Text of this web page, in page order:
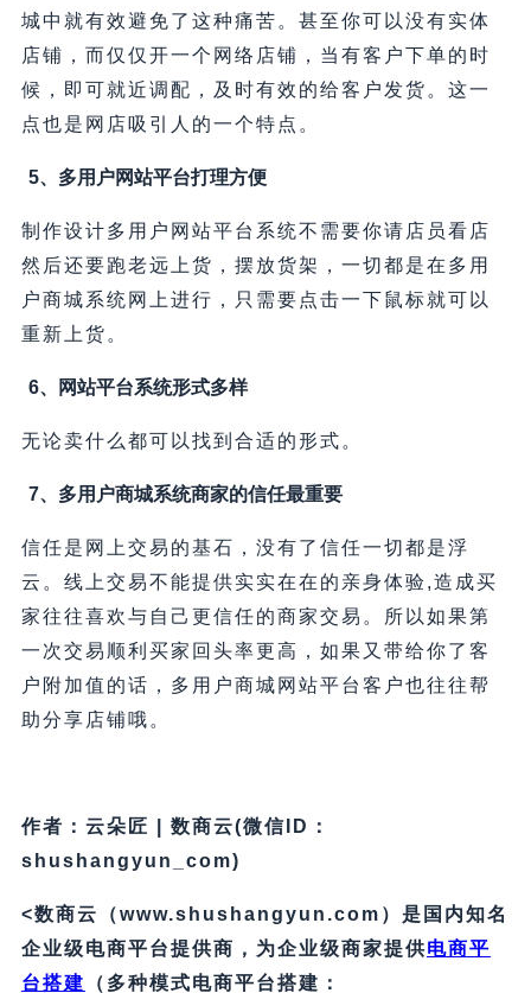
城中就有效避免了这种痛苦。甚至你可以没有实体
店铺，而仅仅开一个网络店铺，当有客户下单的时
候，即可就近调配，及时有效的给客户发货。这一
点也是网店吸引人的一个特点。
5、多用户网站平台打理方便
制作设计多用户网站平台系统不需要你请店员看店
然后还要跑老远上货，摆放货架，一切都是在多用
户商城系统网上进行，只需要点击一下鼠标就可以
重新上货。
6、网站平台系统形式多样
无论卖什么都可以找到合适的形式。
7、多用户商城系统商家的信任最重要
信任是网上交易的基石，没有了信任一切都是浮
云。线上交易不能提供实实在在的亲身体验,造成买
家往往喜欢与自己更信任的商家交易。所以如果第
一次交易顺利买家回头率更高，如果又带给你了客
户附加值的话，多用户商城网站平台客户也往往帮
助分享店铺哦。
作者：云朵匠 | 数商云(微信ID：
shushangyun_com)
<数商云（www.shushangyun.com）是国内知名
企业级电商平台提供商，为企业级商家提供电商平
台搭建
（多种模式电商平台搭建：